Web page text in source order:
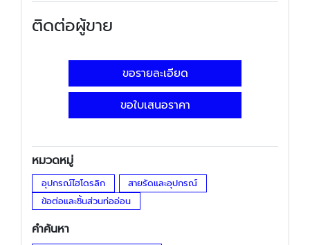
ติดต่อผู้ขาย
ขอรายละเอียด
ขอใบเสนอราคา
หมวดหมู่
อุปกรณ์ไฮโดรลิก
สายรัดและอุปกรณ์
ข้อต่อและชิ้นส่วนท่ออ่อน
คำค้นหา